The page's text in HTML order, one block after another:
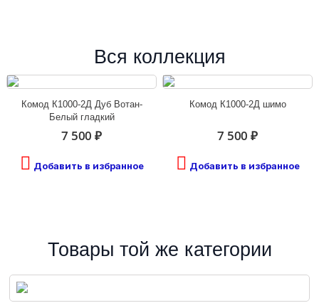
Вся коллекция
Комод К1000-2Д Дуб Вотан-
Белый гладкий
7 500 ₽
Добавить в избранное
Комод К1000-2Д шимо
7 500 ₽
Добавить в избранное
Товары той же категории